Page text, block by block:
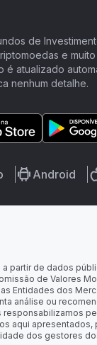
de
e
é atualizado
nenhum detalhe.
Android
a partir de dados
de Valores
Entidades dos
análise ou
responsabilizamos
aqui apresentados,
dos gestores